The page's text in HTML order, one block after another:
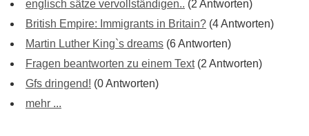
englisch sätze vervollständigen.. (2 Antworten)
British Empire: Immigrants in Britain? (4 Antworten)
Martin Luther King`s dreams (6 Antworten)
Fragen beantworten zu einem Text(2 Antworten)
Gfs dringend! (0 Antworten)
mehr ...